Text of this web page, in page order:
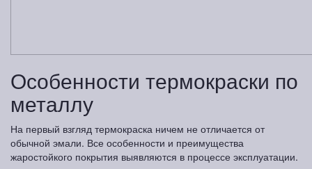
Особенности термокраски по
металлу
На первый взгляд термокраска ничем не отличается от
обычной эмали. Все особенности и преимущества
жаростойкого покрытия выявляются в процессе эксплуатации.